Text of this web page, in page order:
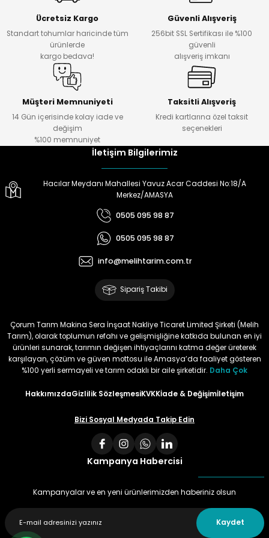
Ücretsiz Kargo
Standart tohumlar haricinde tüm
ürünlerde
kargo bedava!
Güvenli Alışveriş
256bit SSL Sertifikası ile %100
güvenli
alışveriş imkanı
Müşteri Memnuniyeti
14 Gün içerisinde kolay iade ve
değişim
%100 memnuniyet
Taksitli Alışveriş
Kredi kartlarına özel taksit
seçenekleri
İletişim Bilgilerimiz
Hacılar Meydanı Mahallesi Yavuz Acar Caddesi No:18/A
Merkez/AMASYA
0505 095 98 87
0505 095 98 87
info@melihtarim.com.tr
Sipariş Takibi
Çorum Tarım Makina Sera İnşaat Nakliye Ticaret Limited Şirketi (Melih
Tarım), olarak toplumun refahı ve gelişmişliğine katkıda bulunan en iyi
ürünleri sunarak, tarımın değişen ihtiyaçlarını katma değer üreterek
karşılayan, çözüm ve güven mottosu ile Amasya’da faaliyet gösteren
%100 yerli sermayeli ve tarım odaklı bir aile şirketidir. Daha Çok
HakkımızdaGizlilik SözleşmesiKVKKİade & Değişimİletişim
Bizi Sosyal Medyada Takip Edin
Kampanya Habercisi
Kampanyalar ve en yeni ürünlerimizden haberiniz olsun
Kaydet